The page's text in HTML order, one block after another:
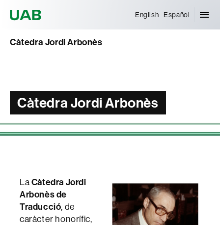
English Español
Càtedra Jordi Arbonès
Càtedra Jordi Arbonès
La Càtedra Jordi
Arbonèsde
Traducció, de
caràcter honorífic,